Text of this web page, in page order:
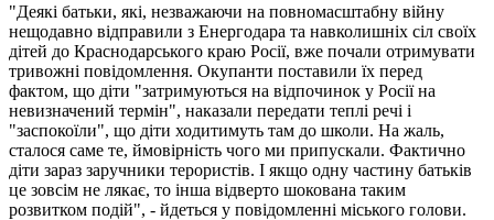
"Деякі батьки, які, незважаючи на повномасштабну війну
нещодавно відправили з Енергодара та навколишніх сіл своїх
дітей до Краснодарського краю Росії, вже почали отримувати
тривожні повідомлення. Окупанти поставили їх перед
фактом, що діти "затримуються на відпочинок у Росії на
невизначений термін", наказали передати теплі речі і
"заспокоїли", що діти ходитимуть там до школи. На жаль,
сталося саме те, ймовірність чого ми припускали. Фактично
діти зараз заручники терористів. І якщо одну частину батьків
це зовсім не лякає, то інша відверто шокована таким
розвитком подій", - йдеться у повідомленні міського голови.